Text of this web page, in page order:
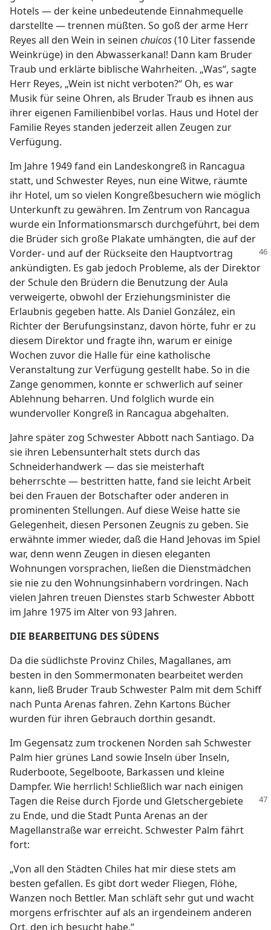
Hotels — der keine unbedeutende Einnahmequelle
darstellte — trennen müßten. So goß der arme Herr
Reyes all den Wein in seinen chuicos(10 Liter fassende
Weinkrüge) in den Abwasserkanal! Dann kam Bruder
Traub und erklärte biblische Wahrheiten. „Was“, sagte
Herr Reyes, „Wein ist nicht verboten?“ Oh, es war
Musik für seine Ohren, als Bruder Traub es ihnen aus
ihrer eigenen Familienbibel vorlas. Haus und Hotel der
Familie Reyes standen jederzeit allen Zeugen zur
Verfügung.
Im Jahre 1949 fand ein Landeskongreß in Rancagua
statt, und Schwester Reyes, nun eine Witwe, räumte
ihr Hotel, um so vielen Kongreßbesuchern wie möglich
Unterkunft zu gewähren. Im Zentrum von Rancagua
wurde ein Informationsmarsch durchgeführt, bei dem
die Brüder sich große Plakate umhängten, die auf der
Vorder- und auf der Rückseite den Hauptvortrag
ankündigten. Es gab jedoch Probleme, als der Direktor
der Schule den Brüdern die Benutzung der Aula
verweigerte, obwohl der Erziehungsminister die
Erlaubnis gegeben hatte. Als Daniel González, ein
Richter der Berufungsinstanz, davon hörte, fuhr er zu
diesem Direktor und fragte ihn, warum er einige
Wochen zuvor die Halle für eine katholische
Veranstaltung zur Verfügung gestellt habe. So in die
Zange genommen, konnte er schwerlich auf seiner
Ablehnung beharren. Und folglich wurde ein
wundervoller Kongreß in Rancagua abgehalten.
Jahre später zog Schwester Abbott nach Santiago. Da
sie ihren Lebensunterhalt stets durch das
Schneiderhandwerk — das sie meisterhaft
beherrschte — bestritten hatte, fand sie leicht Arbeit
bei den Frauen der Botschafter oder anderen in
prominenten Stellungen. Auf diese Weise hatte sie
Gelegenheit, diesen Personen Zeugnis zu geben. Sie
erwähnte immer wieder, daß die Hand Jehovas im Spiel
war, denn wenn Zeugen in diesen eleganten
Wohnungen vorsprachen, ließen die Dienstmädchen
sie nie zu den Wohnungsinhabern vordringen. Nach
vielen Jahren treuen Dienstes starb Schwester Abbott
im Jahre 1975 im Alter von 93 Jahren.
DIE BEARBEITUNG DES SÜDENS
Da die südlichste Provinz Chiles, Magallanes, am
besten in den Sommermonaten bearbeitet werden
kann, ließ Bruder Traub Schwester Palm mit dem Schiff
nach Punta Arenas fahren. Zehn Kartons Bücher
wurden für ihren Gebrauch dorthin gesandt.
Im Gegensatz zum trockenen Norden sah Schwester
Palm hier grünes Land sowie Inseln über Inseln,
Ruderboote, Segelboote, Barkassen und kleine
Dampfer. Wie herrlich! Schließlich war nach einigen
Tagen die Reisedurch Fjorde und Gletschergebiete
zu Ende, und die Stadt Punta Arenas an der
Magellanstraße war erreicht. Schwester Palm fährt
fort:
„Von all den Städten Chiles hat mir diese stets am
besten gefallen. Es gibt dort weder Fliegen, Flöhe,
Wanzen noch Bettler. Man schläft sehr gut und wacht
morgens erfrischter auf als an irgendeinem anderen
Ort, den ich besucht habe.“